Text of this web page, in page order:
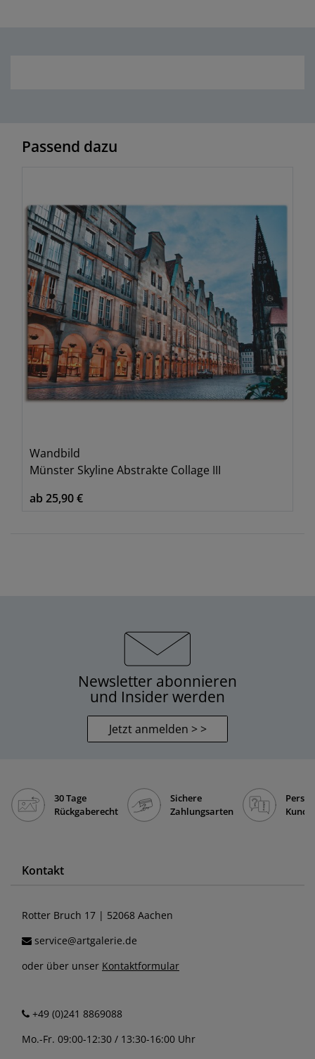
Passend dazu
Wandbild
Münster Skyline Abstrakte Collage III
ab 25,90 €
Newsletter abonnieren
und Insider werden
Jetzt anmelden > >
30 Tage
Rückgaberecht
Sichere
Zahlungsarten
Kontakt
Rotter Bruch 17 | 52068 Aachen
service@artgalerie.de
oder über unser Kontaktformular
+49 (0)241 8869088
Mo.-Fr. 09:00-12:30 / 13:30-16:00 Uhr